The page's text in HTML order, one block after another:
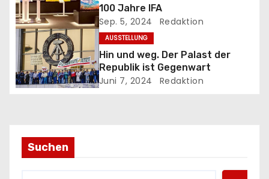
g
a
t
i
n
100 Jahre IFA
Sep. 5, 2024 Redaktion
AUSSTELLUNG
Hin und weg. Der Palast der
Republik ist Gegenwart
Juni 7, 2024 Redaktion
Suchen